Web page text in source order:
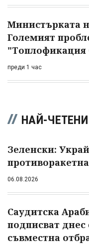
Министърката
Големият
"Топлофикация
преди 1 час
НАЙ-ЧЕТЕНИ
Зеленски:
06.08.2026
Саудитска
подписват
съвместна